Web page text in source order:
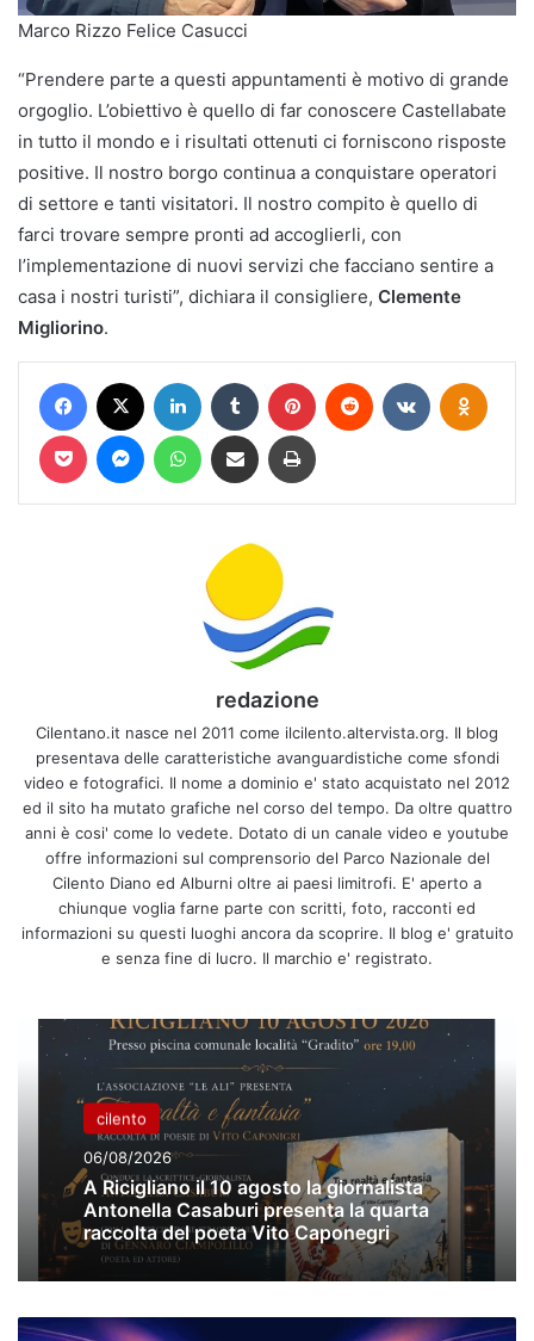
Marco Rizzo Felice Casucci
“Prendere parte a questi appuntamenti è motivo di grande
orgoglio. L’obiettivo è quello di far conoscere Castellabate
in tutto il mondo e i risultati ottenuti ci forniscono risposte
positive. Il nostro borgo continua a conquistare operatori
di settore e tanti visitatori. Il nostro compito è quello di
farci trovare sempre pronti ad accoglierli, con
l’implementazione di nuovi servizi che facciano sentire a
casa i nostri turisti”, dichiara il consigliere, Clemente
Migliorino.
Facebook LinkedIn Tumblr Pinterest Reddit VKontakte
Pocket MessengerWhatsAppCondividi via mail Stampa
redazione
Cilentano.it nasce nel 2011 come ilcilento.altervista.org. Il blog
presentava delle caratteristiche avanguardistiche come sfondi
video e fotografici. Il nome a dominio e' stato acquistato nel 2012
ed il sito ha mutato grafiche nel corso del tempo. Da oltre quattro
anni è cosi' come lo vedete. Dotato di un canale video e youtube
offre informazioni sul comprensorio del Parco Nazionale del
Cilento Diano ed Alburni oltre ai paesi limitrofi. E' aperto a
chiunque voglia farne parte con scritti, foto, racconti ed
informazioni su questi luoghi ancora da scoprire. Il blog e' gratuito
e senza fine di lucro. Il marchio e' registrato.
cilento
06/08/2026
A Ricigliano il 10 agosto la giornalista
Antonella Casaburi presenta la quarta
raccolta del poeta Vito Caponegri
Prime